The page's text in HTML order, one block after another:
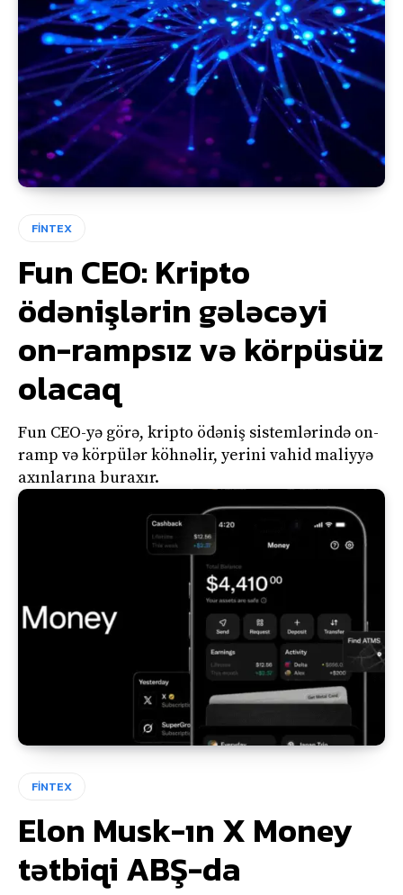
FİNTEX
Fun CEO: Kripto
ödənişlərin gələcəyi
on-rampsız və körpüsüz
olacaq
Fun CEO-yə görə, kripto ödəniş sistemlərində on-
ramp və körpülər köhnəlir, yerini vahid maliyyə
axınlarına buraxır.
FİNTEX
Elon Musk-ın X Money
tətbiqi ABŞ-da